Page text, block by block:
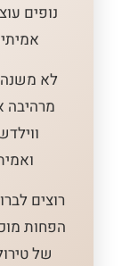
נופים
לא משנה
מרהיבה
רוצים
הפחות
של